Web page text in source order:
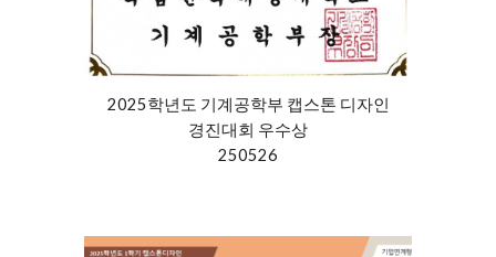
2025학년도 기계공학부 캡스톤 디자인
경진대회 우수상
250526